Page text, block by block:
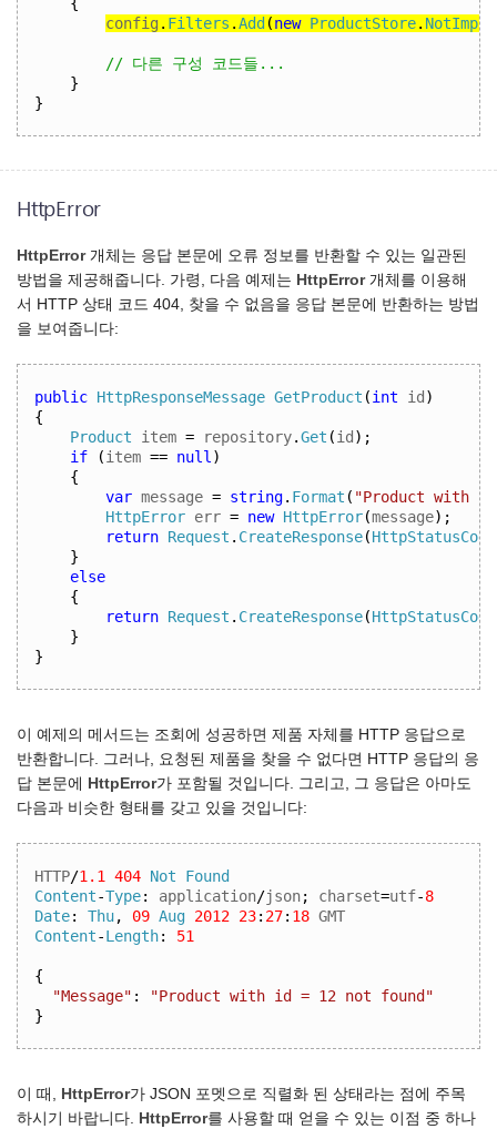
config . Filters .Add (new ProductStore.
// 다른 구성 코드들...
}
}
HttpError
HttpError개체는 응답 본문에 오류 정보를 반환할 수 있는 일관된
방법을 제공해줍니다. 가령, 다음 예제는 HttpError개체를 이용해
서 HTTP 상태 코드 404, 찾을 수 없음을 응답 본문에 반환하는 방법
을 보여줍니다:
public HttpResponseMessage GetProduct (int id )
{
Product item = repository.Get (id );
if
(item == null )
{
var message = string. Format ( "Product with
HttpError err = new HttpError(message);
return Request . CreateResponse(HttpStatusCode
}
else
{
return Request . CreateResponse(HttpStatusCode
}
}
이 예제의 메서드는 조회에 성공하면 제품 자체를 HTTP 응답으로
반환합니다. 그러나, 요청된 제품을 찾을 수 없다면 HTTP 응답의 응
답 본문에
HttpError가 포함될 것입니다. 그리고, 그 응답은 아마도
다음과 비슷한 형태를 갖고 있을 것입니다:
HTTP/1.1 404 Not
Found
Content-Type: application/json; charset=utf-8
Date: Thu, 09 Aug 2012 23: 27: 18 GMT
Content-Length: 51
{
"Message" :
"Product with id = 12 not found"
}
이 때, HttpError가 JSON 포멧으로 직렬화 된 상태라는 점에 주목
하시기 바랍니다. HttpError를 사용할 때 얻을 수 있는 이점 중 하나